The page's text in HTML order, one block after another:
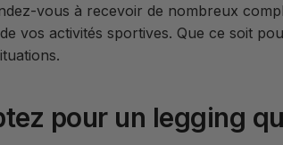
vous à recevoir de nombreux
vos activités sportives. Que ce soit
pour un legging